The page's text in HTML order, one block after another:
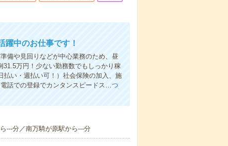
躍中のお仕事です！
備や見回りなどが中心業務のため、昼
万円！少ない勤務数でもしっかり稼
い・週払い可！）社会保険の加入、施
話での登録でカンタンスピードス…つ
---分／南万騎が原駅から---分